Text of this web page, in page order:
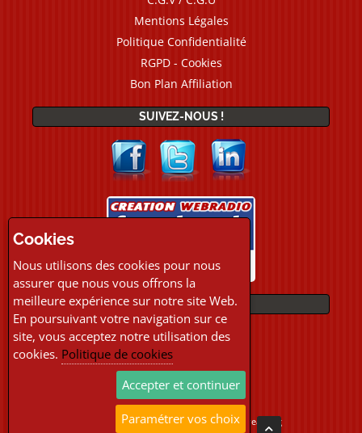
Mentions Légales
Politique Confidentialité
RGPD - Cookies
Bon Plan Affiliation
SUIVEZ-NOUS !
PAIEMENTS
Copyright © 2026 Location Webradio Streaming
Cookies
Nous utilisons des cookies pour nous
assurer que nous vous offrons la
meilleure expérience sur notre site Web.
En poursuivant votre navigation sur ce
site, vous acceptez notre utilisation des
cookies. Politique de cookies
Accepter et continuer
Paramétrer vos choix